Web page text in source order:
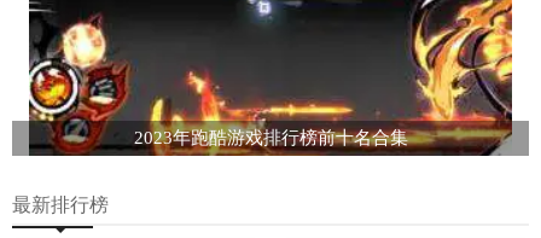
2023年跑酷游戏排行榜前十名合集
最新排行榜